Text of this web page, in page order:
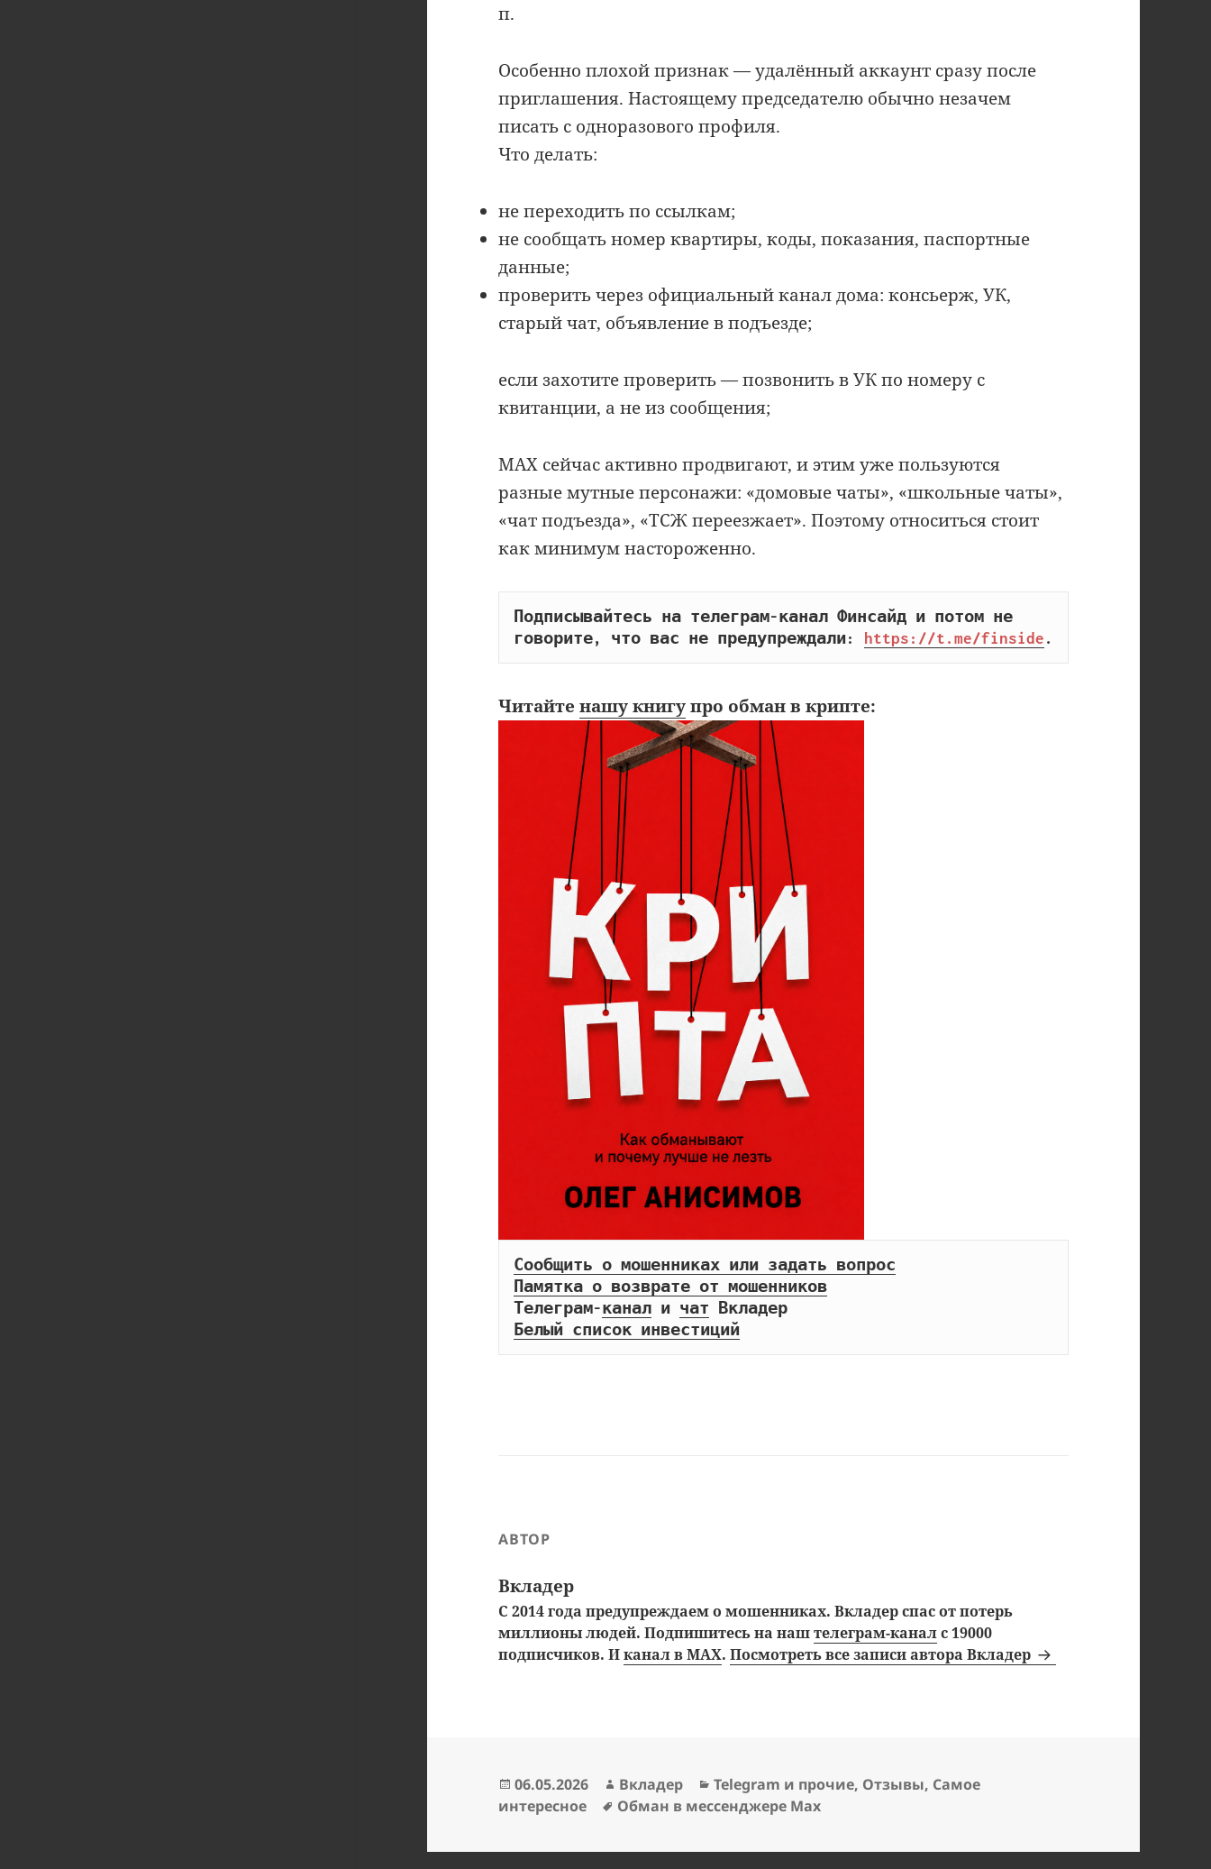
п.
Особенно плохой признак — удалённый аккаунт сразу после
приглашения. Настоящему председателю обычно незачем
писать с одноразового профиля.
Что делать:
не переходить по ссылкам;
не сообщать номер квартиры, коды, показания, паспортные
данные;
проверить через официальный канал дома: консьерж, УК,
старый чат, объявление в подъезде;
если захотите проверить — позвонить в УК по номеру с
квитанции, а не из сообщения;
MAX сейчас активно продвигают, и этим уже пользуются
разные мутные персонажи: «домовые чаты», «школьные чаты»,
«чат подъезда», «ТСЖ переезжает». Поэтому относиться стоит
как минимум настороженно.
Подписывайтесь на телеграм-канал Финсайд и потом не
говорите, что вас не предупреждали: https://t.me/finside .
Читайтенашу книгупро обман в крипте:
Сообщить о мошенниках или задать вопрос
Памятка о возврате от мошенников
Телеграм-канал и чат
Вкладер
Белый список инвестиций
АВТОР
Вкладер
С 2014 года предупреждаем о мошенниках. Вкладер спас от потерь
миллионы людей. Подпишитесь на наштелеграм-каналс 19000
подписчиков. Иканал в MAX.Посмотреть все записи автора Вкладер
Опубликовано
06.05.2026 Автор
Вкладер Рубрики
Telegram и прочие, Отзывы, Самое
интересное
Метки
Обман в мессенджере Max